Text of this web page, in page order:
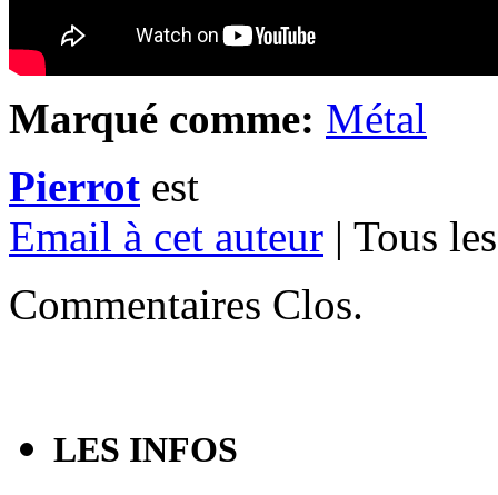
Marqué comme: Métal
Pierrot est
Email à cet auteur | Tous
Commentaires Clos.
LES INFOS